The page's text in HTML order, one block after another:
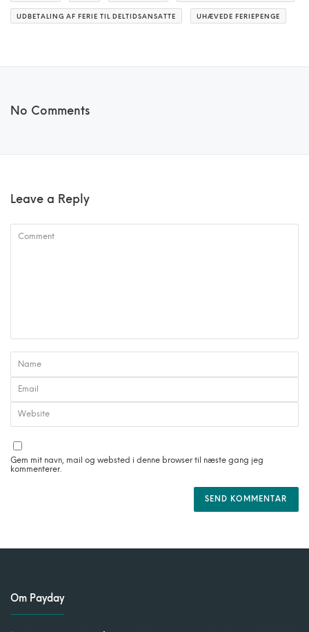
UDBETALING AF FERIE TIL DELTIDSANSATTE UHÆVEDE FERIEPENGE
No Comments
Leave a Reply
Gem mit navn, mail og websted i denne browser til næste gang jeg
kommenterer.
Om Payday